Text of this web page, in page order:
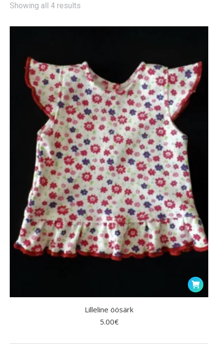
Showing all 4 results
Lilleline öösärk
5.00€